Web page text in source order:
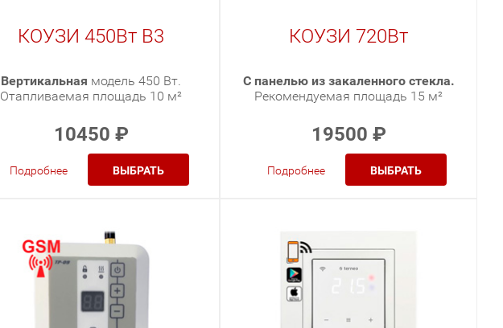
КОУЗИ 450Вт В3
Вертикальная модель 450 Вт.
Отапливаемая площадь 10 м²
10450 ₽
Подробнее ВЫБРАТЬ
КОУЗИ 720Вт
С панелью из закаленного стекла.
Рекомендуемая площадь 15 м²
19500 ₽
Подробнее ВЫБРАТЬ